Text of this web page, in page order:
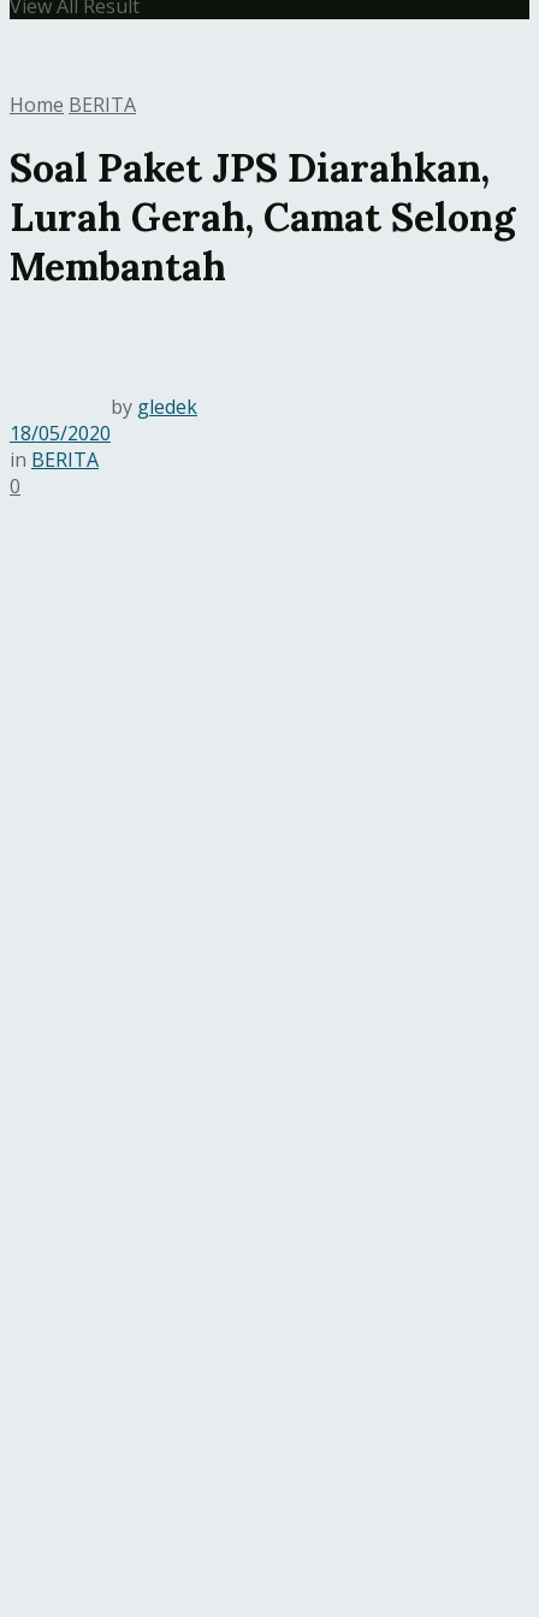
View All Result
Home BERITA
Soal Paket JPS Diarahkan,
Lurah Gerah, Camat Selong
Membantah
by gledek
18/05/2020
in BERITA
0